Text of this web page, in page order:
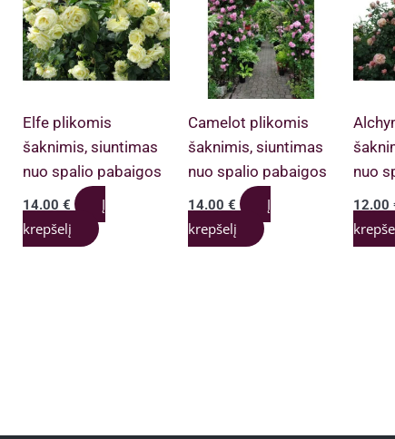
Elfe plikomis
šaknimis, siuntimas
nuo spalio pabaigos
14.00 €
Į
krepšelį
Camelot plikomis
šaknimis, siuntimas
nuo spalio pabaigos
14.00€
Į
krepšelį
nuo
12.00